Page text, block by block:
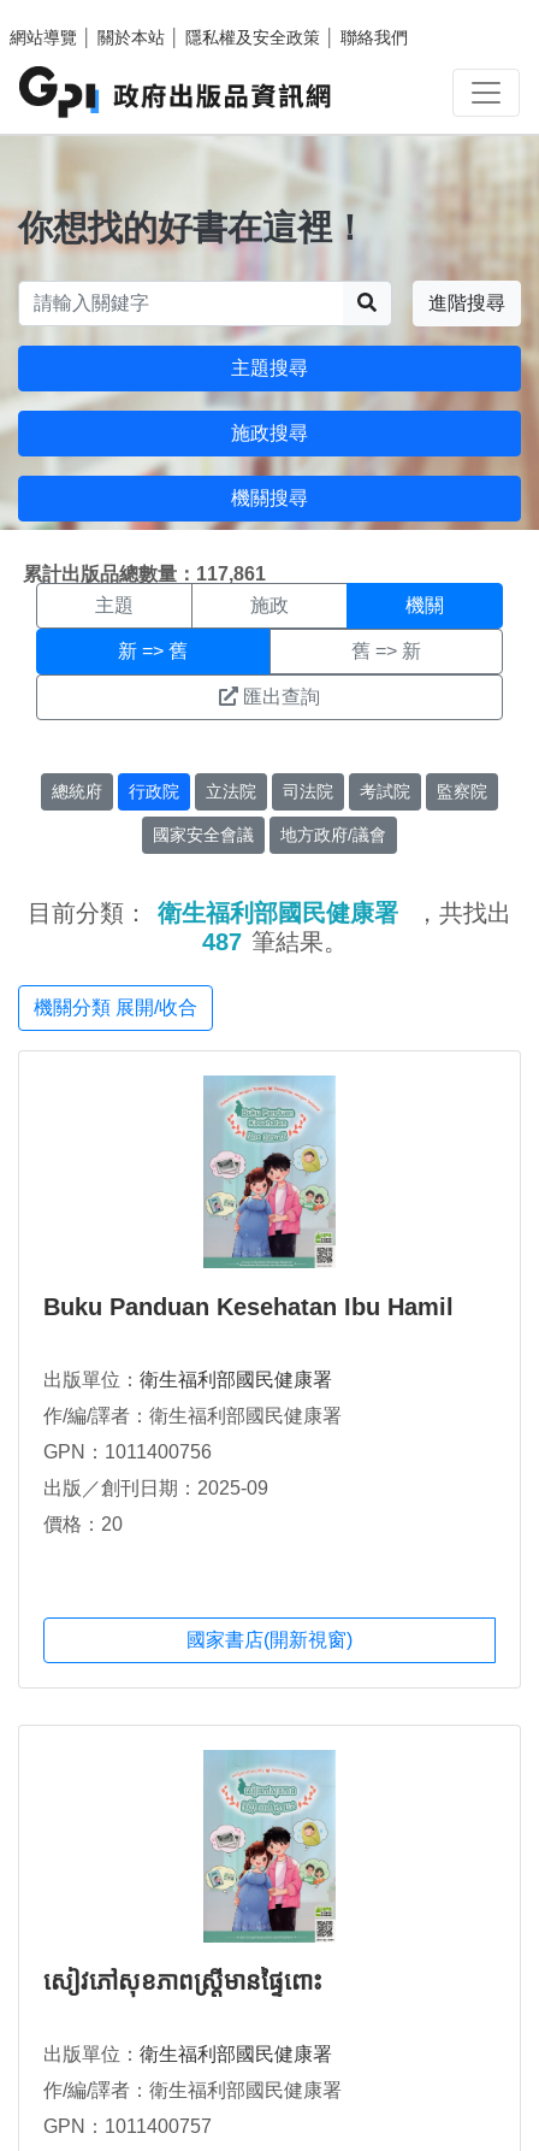
網站導覽
關於本站 隱私權及安全政策 聯絡我們
你想找的好書在這裡！
進階搜尋
主題搜尋
施政搜尋
機關搜尋
累計出版品總數量：117,861
機關搜尋結果頁面
主題 施政 機關
新 => 舊 舊 => 新
匯出查詢
總統府 行政院 立法院 司法院 考試院 監察院
國家安全會議 地方政府/議會
目前分類： 衛生福利部國民健康署
，共找出
487 筆結果。
機關分類 展開/收合
Buku Panduan Kesehatan Ibu Hamil
出版單位： 衛生福利部國民健康署
作/編/譯者：衛生福利部國民健康署
GPN：1011400756
出版／創刊日期：2025-09
價格：20
國家書店(開新視窗)
សៀវភៅសុខភាពស្ត្រីមានផ្ទៃពោះ
出版單位： 衛生福利部國民健康署
作/編/譯者：衛生福利部國民健康署
GPN：1011400757